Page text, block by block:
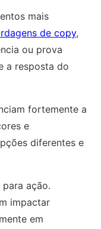
mais
de copy,
ou prova
a resposta do
fortemente a
e
diferentes e
ação.
impactar
em